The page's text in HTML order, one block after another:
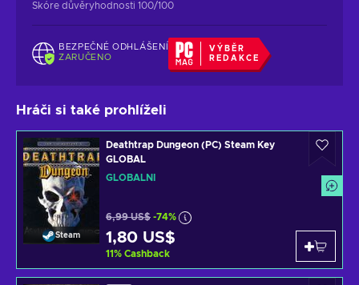
Skóre důvěryhodnosti 100/100
BEZPEČNÉ ODHLÁŠENÍ
ZARUČENO
VÝBĚR
REDAKCE
Hráči si také prohlíželi
Steam
Deathtrap Dungeon (PC) Steam Key
GLOBAL
GLOBÁLNÍ
6,99 US$ -74%
1,80 US$
11% Cashback